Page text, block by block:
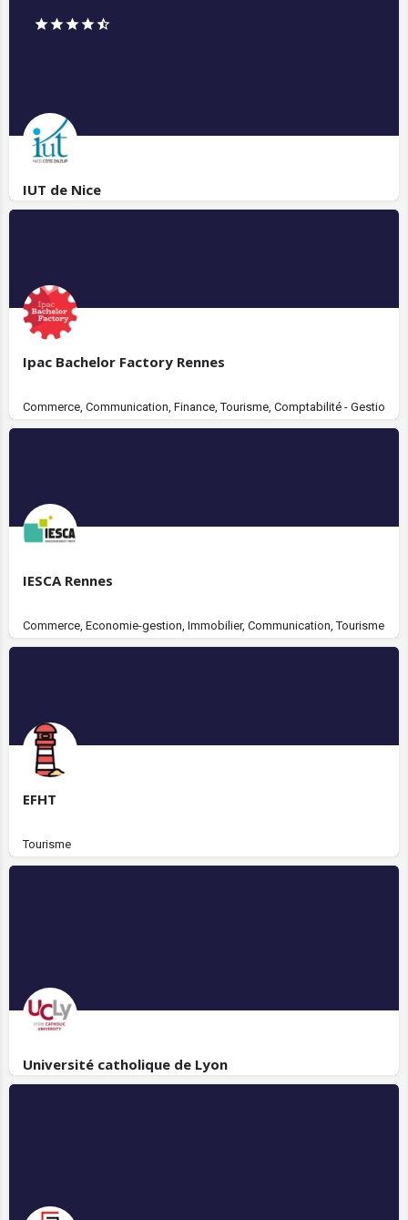
IUT de Nice
Ipac Bachelor Factory Rennes
Commerce, Communication, Finance, Tourisme, Comptabilité - Gestion,
IESCA Rennes
Commerce, Economie-gestion, Immobilier, Communication, Tourisme
EFHT
Tourisme
Université catholique de Lyon